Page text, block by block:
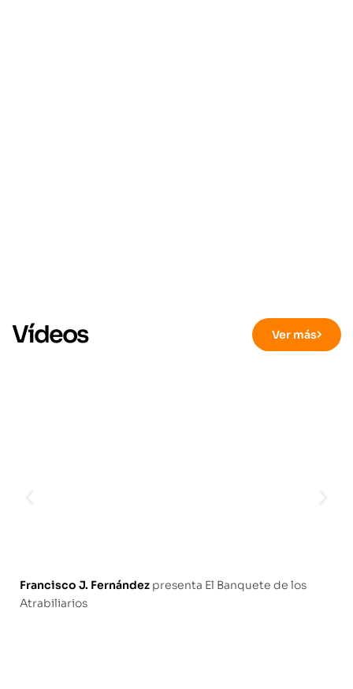
Vídeos Ver más
Francisco J. Fernández presenta El Banquete de los
Atrabiliarios